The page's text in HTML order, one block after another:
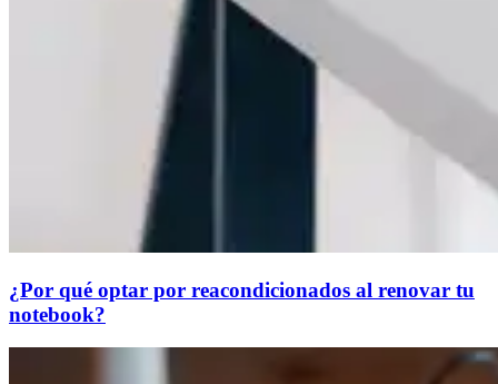
¿Por qué optar por reacondicionados al renovar tu
notebook?